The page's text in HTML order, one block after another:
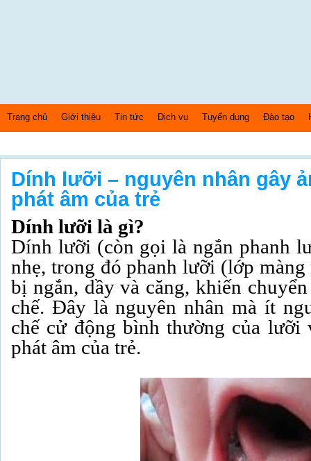
Trang chủ Giới thiệu Tin tức Dịch vụ Tuyển dụng Đào tạo
Dính lưỡi – nguyên nhân gây
phát âm của trẻ
Dính lưỡi là gì?
Dính lưỡi (còn gọi là ngắn phanh
nhẹ, trong đó phanh lưỡi (lớp
bị ngắn, dầy và căng, khiến
chế. Đây là nguyên nhân mà ít
chế cử động bình thường của lưỡi
phát âm của trẻ.